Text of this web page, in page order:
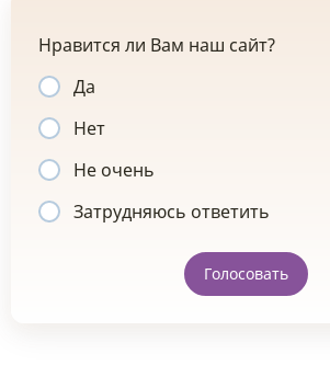
Нравится ли Вам наш сайт?
Да
Нет
Не очень
Затрудняюсь ответить
Голосовать